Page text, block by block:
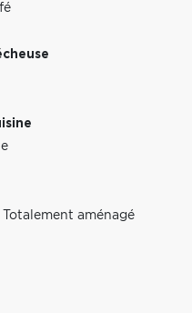
Totalement aménagé